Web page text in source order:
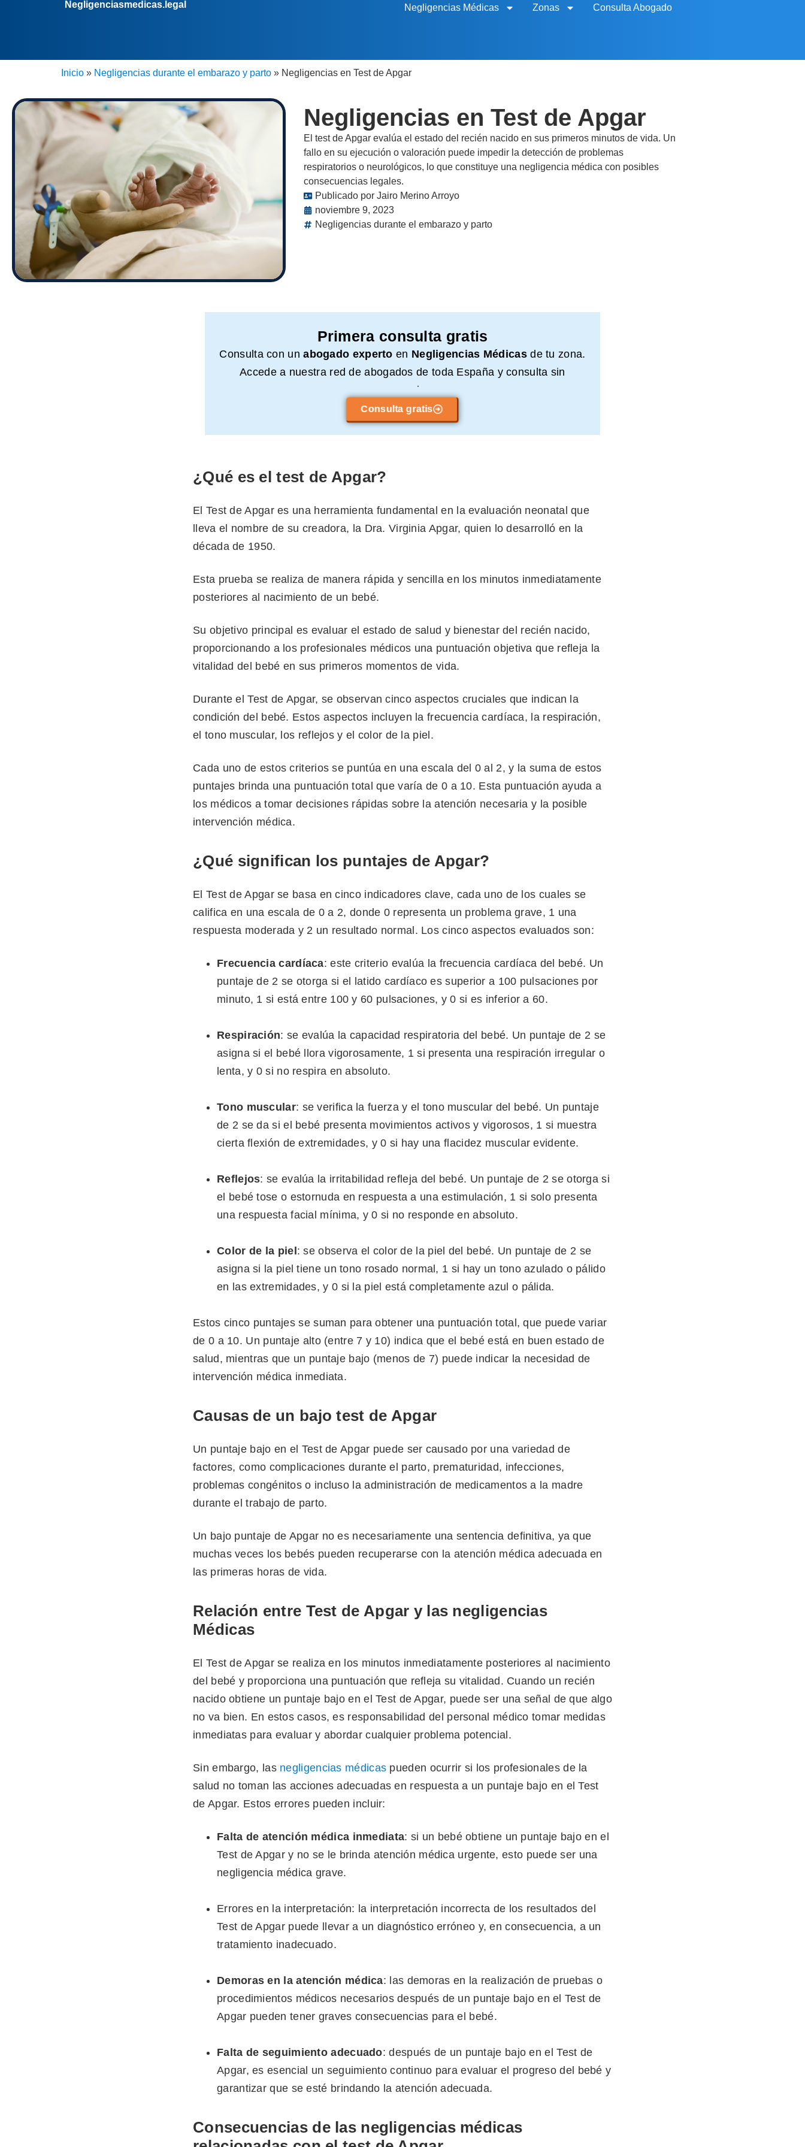
Negligenciasmedicas.legal Negligencias Médicas Zonas Consulta Abogado
Inicio » Negligencias durante el embarazo y parto » Negligencias en Test de Apgar
Negligencias en Test de Apgar
El test de Apgar evalúa el estado del recién nacido en sus primeros minutos de vida. Un
fallo en su ejecución o valoración puede impedir la detección de problemas
respiratorios o neurológicos, lo que constituye una negligencia médica con posibles
consecuencias legales.
Publicado por Jairo Merino Arroyo
noviembre 9, 2023
Negligencias durante el embarazo y parto
Primera consulta gratis
Consulta con unabogado experto en Negligencias Médicasde tu zona.
Accede a nuestra red de abogados de toda España y consulta sin
compromiso.
Consulta gratis
¿Qué es el test de Apgar?
El Test de Apgar es una herramienta fundamental en la evaluación neonatal que
lleva el nombre de su creadora, la Dra. Virginia Apgar, quien lo desarrolló en la
década de 1950.
Esta prueba se realiza de manera rápida y sencilla en los minutos inmediatamente
posteriores al nacimiento de un bebé.
Su objetivo principal es evaluar el estado de salud y bienestar del recién nacido,
proporcionando a los profesionales médicos una puntuación objetiva que refleja la
vitalidad del bebé en sus primeros momentos de vida.
Durante el Test de Apgar, se observan cinco aspectos cruciales que indican la
condición del bebé. Estos aspectos incluyen la frecuencia cardíaca, la respiración,
el tono muscular, los reflejos y el color de la piel.
Cada uno de estos criterios se puntúa en una escala del 0 al 2, y la suma de estos
puntajes brinda una puntuación total que varía de 0 a 10. Esta puntuación ayuda a
los médicos a tomar decisiones rápidas sobre la atención necesaria y la posible
intervención médica.
¿Qué significan los puntajes de Apgar?
El Test de Apgar se basa en cinco indicadores clave, cada uno de los cuales se
califica en una escala de 0 a 2, donde 0 representa un problema grave, 1 una
respuesta moderada y 2 un resultado normal. Los cinco aspectos evaluados son:
Frecuencia cardíaca: este criterio evalúa la frecuencia cardíaca del bebé. Un
puntaje de 2 se otorga si el latido cardíaco es superior a 100 pulsaciones por
minuto, 1 si está entre 100 y 60 pulsaciones, y 0 si es inferior a 60.
Respiración: se evalúa la capacidad respiratoria del bebé. Un puntaje de 2 se
asigna si el bebé llora vigorosamente, 1 si presenta una respiración irregular o
lenta, y 0 si no respira en absoluto.
Tono muscular: se verifica la fuerza y el tono muscular del bebé. Un puntaje
de 2 se da si el bebé presenta movimientos activos y vigorosos, 1 si muestra
cierta flexión de extremidades, y 0 si hay una flacidez muscular evidente.
Reflejos: se evalúa la irritabilidad refleja del bebé. Un puntaje de 2 se otorga si
el bebé tose o estornuda en respuesta a una estimulación, 1 si solo presenta
una respuesta facial mínima, y 0 si no responde en absoluto.
Color de la piel : se observa el color de la piel del bebé. Un puntaje de 2 se
asigna si la piel tiene un tono rosado normal, 1 si hay un tono azulado o pálido
en las extremidades, y 0 si la piel está completamente azul o pálida.
Estos cinco puntajes se suman para obtener una puntuación total, que puede variar
de 0 a 10. Un puntaje alto (entre 7 y 10) indica que el bebé está en buen estado de
salud, mientras que un puntaje bajo (menos de 7) puede indicar la necesidad de
intervención médica inmediata.
Causas de un bajo test de Apgar
Un puntaje bajo en el Test de Apgar puede ser causado por una variedad de
factores, como complicaciones durante el parto, prematuridad, infecciones,
problemas congénitos o incluso la administración de medicamentos a la madre
durante el trabajo de parto.
Un bajo puntaje de Apgar no es necesariamente una sentencia definitiva, ya que
muchas veces los bebés pueden recuperarse con la atención médica adecuada en
las primeras horas de vida.
Relación entre Test de Apgar y las negligencias
Médicas
El Test de Apgar se realiza en los minutos inmediatamente posteriores al nacimiento
del bebé y proporciona una puntuación que refleja su vitalidad. Cuando un recién
nacido obtiene un puntaje bajo en el Test de Apgar, puede ser una señal de que algo
no va bien. En estos casos, es responsabilidad del personal médico tomar medidas
inmediatas para evaluar y abordar cualquier problema potencial.
Sin embargo, las negligencias médicas pueden ocurrir si los profesionales de la
salud no toman las acciones adecuadas en respuesta a un puntaje bajo en el Test
de Apgar. Estos errores pueden incluir:
Falta de atención médica inmediata: si un bebé obtiene un puntaje bajo en el
Test de Apgar y no se le brinda atención médica urgente, esto puede ser una
negligencia médica grave.
Errores en la interpretación: la interpretación incorrecta de los resultados del
Test de Apgar puede llevar a un diagnóstico erróneo y, en consecuencia, a un
tratamiento inadecuado.
Demoras en la atención médica: las demoras en la realización de pruebas o
procedimientos médicos necesarios después de un puntaje bajo en el Test de
Apgar pueden tener graves consecuencias para el bebé.
Falta de seguimiento adecuado: después de un puntaje bajo en el Test de
Apgar, es esencial un seguimiento continuo para evaluar el progreso del bebé y
garantizar que se esté brindando la atención adecuada.
Consecuencias de las negligencias médicas